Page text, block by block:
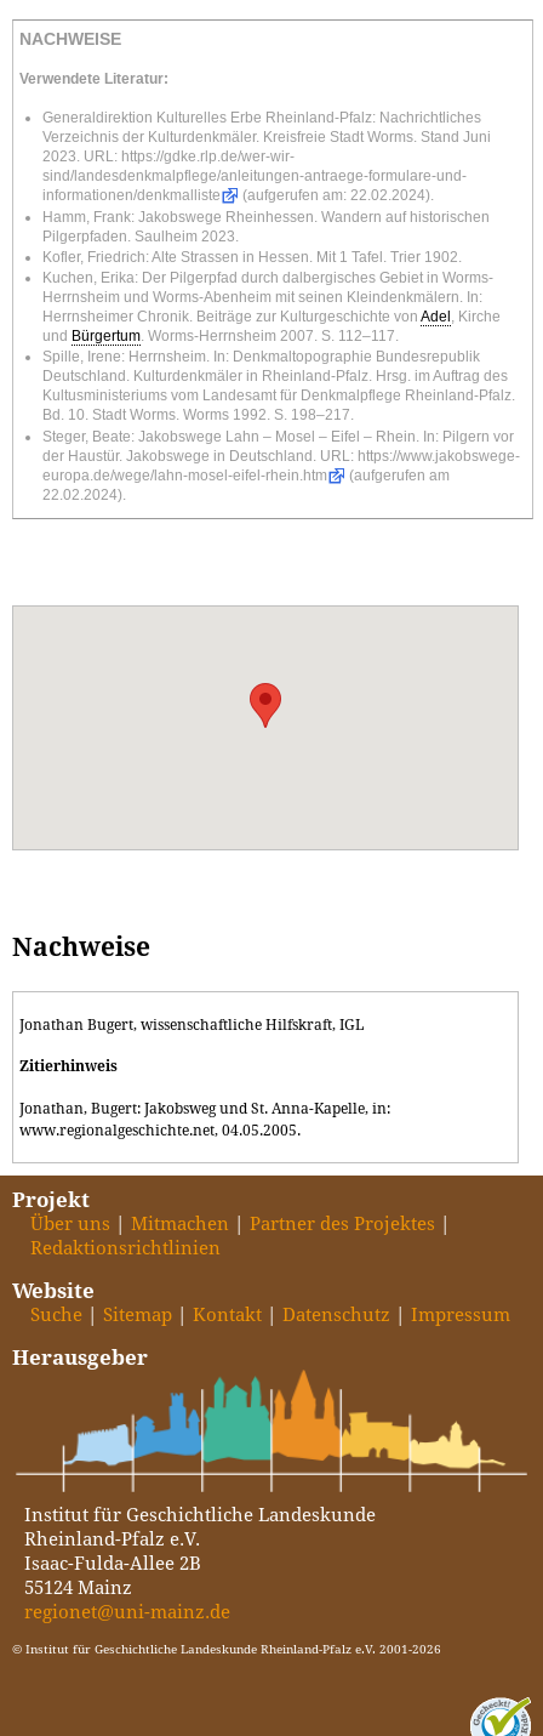
NACHWEISE
Verwendete Literatur:
Generaldirektion Kulturelles Erbe Rheinland-Pfalz: Nachrichtliches
Verzeichnis der Kulturdenkmäler. Kreisfreie Stadt Worms. Stand Juni
2023. URL: https://gdke.rlp.de/wer-wir-
sind/landesdenkmalpflege/anleitungen-antraege-formulare-und-
informationen/denkmalliste
(aufgerufen am: 22.02.2024).
Hamm, Frank: Jakobswege Rheinhessen. Wandern auf historischen
Pilgerpfaden. Saulheim 2023.
Kofler, Friedrich: Alte Strassen in Hessen. Mit 1 Tafel. Trier 1902.
Kuchen, Erika: Der Pilgerpfad durch dalbergisches Gebiet in Worms-
Herrnsheim und Worms-Abenheim mit seinen Kleindenkmälern. In:
Herrnsheimer Chronik. Beiträge zur Kulturgeschichte von Adel , Kirche
und Bürgertum. Worms-Herrnsheim 2007. S. 112–117.
Spille, Irene: Herrnsheim. In: Denkmaltopographie Bundesrepublik
Deutschland. Kulturdenkmäler in Rheinland-Pfalz. Hrsg. im Auftrag des
Kultusministeriums vom Landesamt für Denkmalpflege Rheinland-Pfalz.
Bd. 10. Stadt Worms. Worms 1992. S. 198–217.
Steger, Beate: Jakobswege Lahn – Mosel – Eifel – Rhein. In: Pilgern vor
der Haustür. Jakobswege in Deutschland. URL: https://www.jakobswege-
europa.de/wege/lahn-mosel-eifel-rhein.htm
(aufgerufen am
22.02.2024).
Nachweise
Jonathan Bugert, wissenschaftliche Hilfskraft, IGL
Zitierhinweis
Jonathan, Bugert: Jakobsweg und St. Anna-Kapelle, in:
www.regionalgeschichte.net, 04.05.2005.
Projekt
Über uns Mitmachen
Partner des Projektes
Redaktionsrichtlinien
Website
Suche Sitemap Kontakt Datenschutz Impressum
Herausgeber
Institut für Geschichtliche Landeskunde
Rheinland-Pfalz e.V.
Isaac-Fulda-Allee 2B
55124 Mainz
regionet@uni-mainz.de
© Institut für Geschichtliche Landeskunde Rheinland-Pfalz e.V. 2001-2026